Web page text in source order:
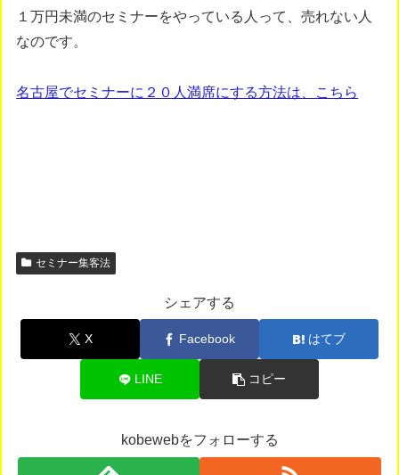
１万円未満のセミナーをやっている人って、売れない人
なのです。
名古屋でセミナーに２０人満席にする方法は、こちら
セミナー集客法
シェアする
X Facebook はてブ
LINE コピー
kobewebをフォローする